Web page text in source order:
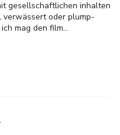
gesellschaftlichen inhalten
oder plump-
mag den film...